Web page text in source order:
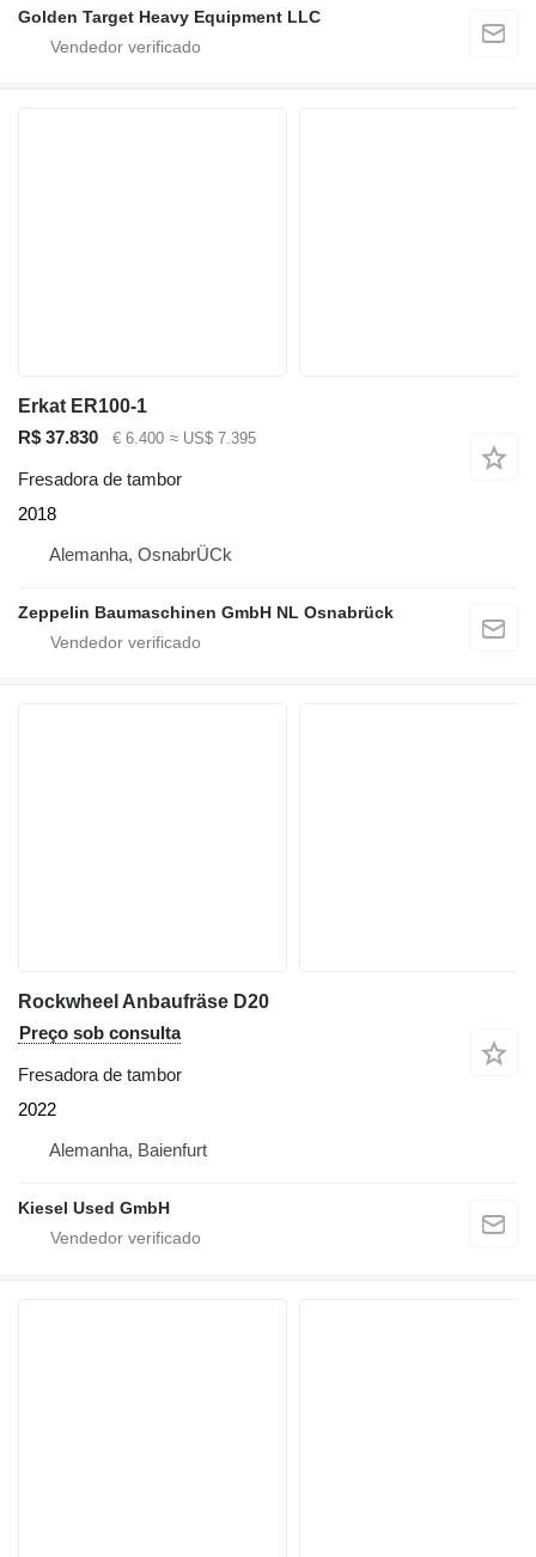
Golden Target Heavy Equipment LLC
Erkat ER100-1
R$ 37.830
€ 6.400 ≈ US$ 7.395
Fresadora de tambor
2018
Alemanha, OsnabrÜCk
Zeppelin Baumaschinen GmbH NL Osnabrück
Rockwheel Anbaufräse D20
Preço sob consulta
Fresadora de tambor
2022
Alemanha, Baienfurt
Kiesel Used GmbH